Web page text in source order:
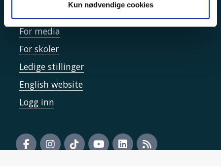
Kun nødvendige cookies
For media
For skoler
Ledige stillinger
English website
Logg inn